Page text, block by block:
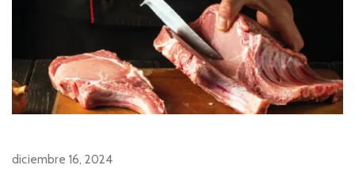
diciembre 16, 2024